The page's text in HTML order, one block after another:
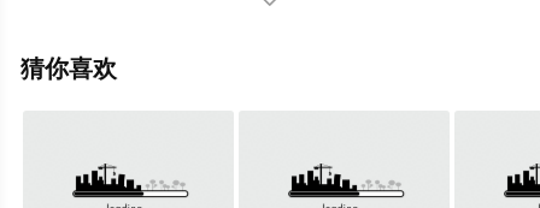
豆瓣电视剧、电视猫或剧情网等平台了解。
猜你喜欢